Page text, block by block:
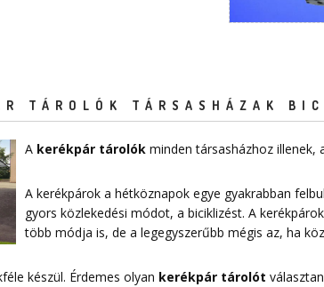
TÁROLÓK TÁRSASHÁZAK
A kerékpár tárolók minden társasházhoz illenek,
A kerékpárok a hétköznapok egye gyakrabban
gyors közlekedési módot, a biciklizést. A
több módja is, de a legegyszerűbb mégis az, ha
készül. Érdemes olyan kerékpár tárolót